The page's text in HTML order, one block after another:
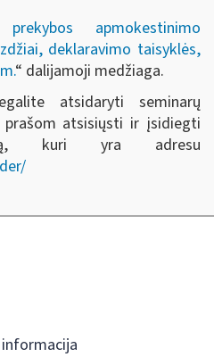
prekybos apmokestinimo
deklaravimo taisyklės,
“ dalijamoji medžiaga.
atsidaryti seminarų
prašom atsisiųsti ir įsidiegti
kuri yra adresu